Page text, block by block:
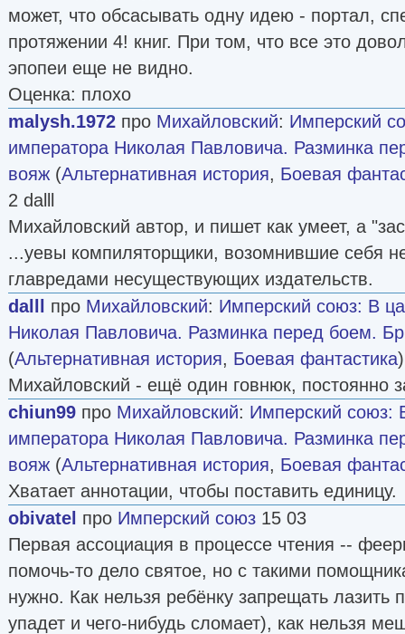
может, что обсасывать одну идею - портал,
протяжении 4! книг. При том, что все это
эпопеи еще не видно.
Оценка: плохо
malysh.1972 про Михайловский: Имперский
императора Николая Павловича. Разминка
вояж (Альтернативная история, Боевая
2 dalll
Михайловский автор, и пишет как умеет, а
...уевы компиляторщики, возомнившие себя
главредами несуществующих издательств.
dalll
про Михайловский: Имперский союз: В
Николая Павловича. Разминка перед боем.
(Альтернативная история, Боевая фантастика
Михайловский - ещё один говнюк, постоянно
chiun99 про Михайловский: Имперский союз:
императора Николая Павловича. Разминка
вояж (Альтернативная история, Боевая
Хватает аннотации, чтобы поставить единицу.
obivatel про Имперский союз 15 03
Первая ассоциация в процессе чтения --
помочь-то дело святое, но с такими
нужно. Как нельзя ребёнку запрещать лазить
упадет и чего-нибудь сломает), как нельзя